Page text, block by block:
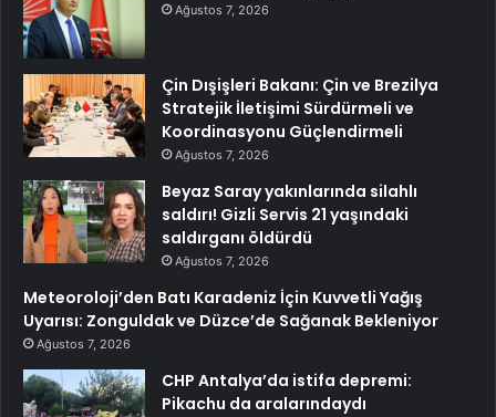
Ağustos 7, 2026
Çin Dışişleri Bakanı: Çin ve Brezilya
Stratejik İletişimi Sürdürmeli ve
Koordinasyonu Güçlendirmeli
Ağustos 7, 2026
Beyaz Saray yakınlarında silahlı
saldırı! Gizli Servis 21 yaşındaki
saldırganı öldürdü
Ağustos 7, 2026
Meteoroloji’den Batı Karadeniz İçin Kuvvetli Yağış
Uyarısı: Zonguldak ve Düzce’de Sağanak Bekleniyor
Ağustos 7, 2026
CHP Antalya’da istifa depremi:
Pikachu da aralarındaydı